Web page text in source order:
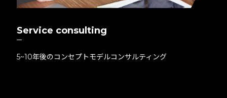
Service consulting
5~10年後のコンセプトモデルコンサルティング